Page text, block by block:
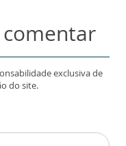
exclusiva de
do site.